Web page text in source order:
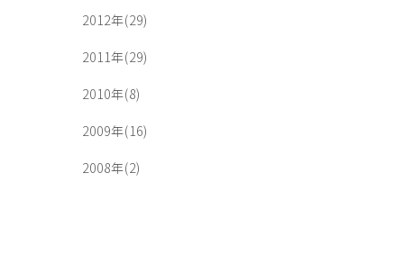
2012年(29)
2011年(29)
2010年(8)
2009年(16)
2008年(2)